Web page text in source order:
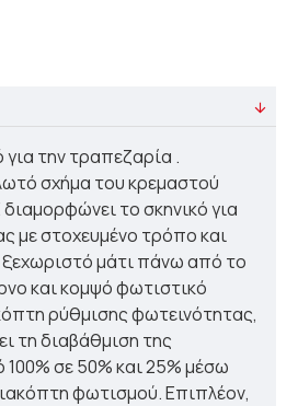
την τραπεζαρία .
σχήμα του κρεμαστού
το σκηνικό για
με στοχευμένο τρόπο και
ξεχωριστό μάτι πάνω από το
και κομψό φωτιστικό
ρύθμισης φωτεινότητας,
τη διαβάθμιση της
σε 50% και 25% μέσω
φωτισμού. Επιπλέον,